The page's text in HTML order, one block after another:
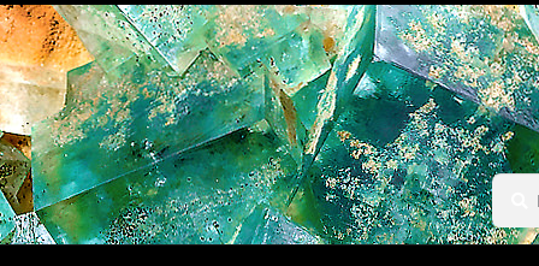
pour :